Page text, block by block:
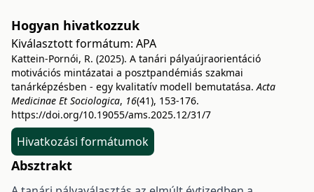
Hogyan hivatkozzuk
Kiválasztott formátum: APA
Kattein-Pornói, R. (2025). A tanári pályaújraorientáció
motivációs mintázatai a posztpandémiás szakmai
tanárképzésben - egy kvalitatív modell bemutatása.Acta
Medicinae Et Sociologica, 16(41), 153-176.
https://doi.org/10.19055/ams.2025.12/31/7
Hivatkozási formátumok
Absztrakt